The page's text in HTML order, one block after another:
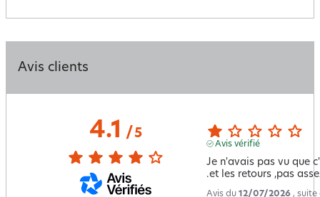
Avis clients
4.1/ 5
Avis vérifié
Je n'avais pas vu que
.et les retours ,pas
Avis du 12/07/2026 , suite